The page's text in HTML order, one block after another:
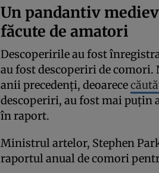
Un pandantiv
făcute de amatori
Descoperirile au fost
au fost descoperiri de
anii precedenți, deoarece
descoperiri, au fost mai puțin
în raport.
Ministrul artelor, Stephen
raportul anual de comori